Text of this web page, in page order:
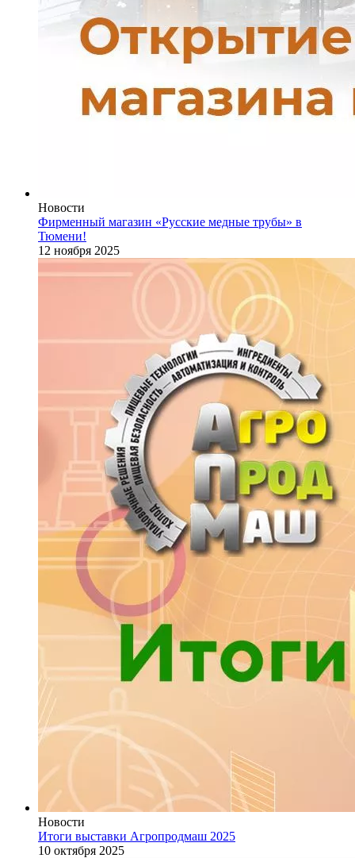
Новости
Фирменный магазин «Русские медные трубы» в
Тюмени!
12 ноября 2025
Новости
Итоги выставки Агропродмаш 2025
10 октября 2025